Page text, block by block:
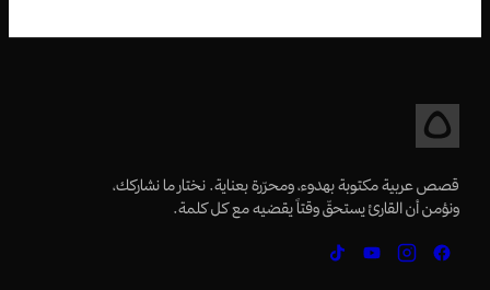
قصص عربية مكتوبة بهدوء، ومحرّرة بعناية. نختار ما نشاركك،
ونؤمن أن القارئ يستحقّ وقتاً يقضيه مع كل كلمة.